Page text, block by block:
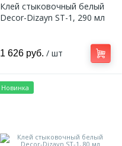
Клей стыковочный белый
Decor-Dizayn ST-1, 290 мл
1 626 руб. / шт
Новинка